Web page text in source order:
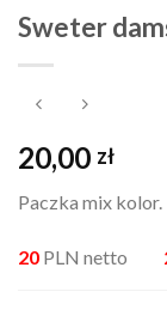
Sweter
20,00 zł
Paczka mix kolor.
20 PLN netto